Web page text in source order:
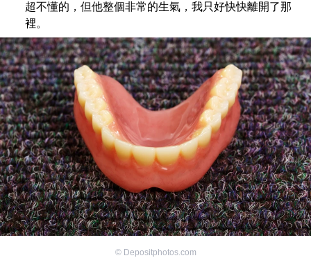
超不懂的，但他整個非常的生氣，我只好快快離開了那
裡。
© Depositphotos.com